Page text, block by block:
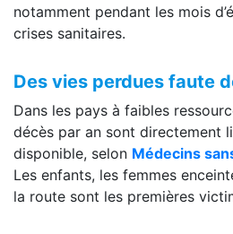
notamment pendant les mois
crises sanitaires.
Des vies perdues faute
Dans les pays à faibles
décès par an sont directement
disponible, selon Médecins
Les enfants, les femmes
la route sont les premières